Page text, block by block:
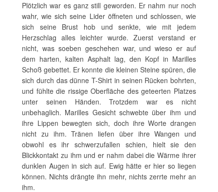
Plötzlich war es ganz still geworden. Er nahm nur noch
wahr, wie sich seine Lider öffneten und schlossen, wie
sich seine Brust hob und senkte, wie mit jedem
Herzschlag alles leichter wurde. Zuerst verstand er
nicht, was soeben geschehen war, und wieso er auf
dem harten, kalten Asphalt lag, den Kopf in Marilles
Schoß gebettet. Er konnte die kleinen Steine spüren, die
sich durch das dünne T-Shirt in seinen Rücken bohrten,
und fühlte die rissige Oberfläche des geteerten Platzes
unter seinen Händen. Trotzdem war es nicht
unbehaglich. Marilles Gesicht schwebte über ihm und
ihre Lippen bewegten sich, doch ihre Worte drangen
nicht zu ihm. Tränen liefen über ihre Wangen und
obwohl es ihr schwerzufallen schien, hielt sie den
Blickkontakt zu ihm und er nahm dabei die Wärme ihrer
dunklen Augen in sich auf. Ewig hätte er hier so liegen
können. Nichts drängte ihn mehr, nichts zerrte mehr an
ihm.